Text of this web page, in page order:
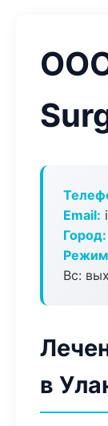
Email:
Город:
Вс:
в